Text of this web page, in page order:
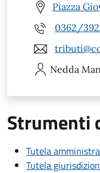
Piazza
0362/
Nedda
Strumenti
Tutela
Tutela